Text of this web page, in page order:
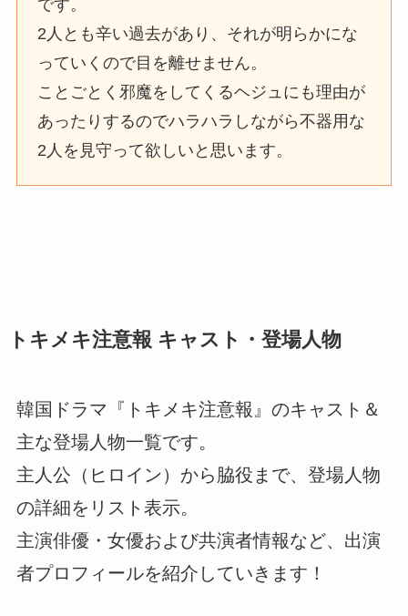
です。
2人とも辛い過去があり、それが明らかにな
っていくので目を離せません。
ことごとく邪魔をしてくるヘジュにも理由が
あったりするのでハラハラしながら不器用な
2人を見守って欲しいと思います。
トキメキ注意報 キャスト・登場人物
韓国ドラマ『トキメキ注意報』のキャスト＆
主な登場人物一覧です。
主人公（ヒロイン）から脇役まで、登場人物
の詳細をリスト表示。
主演俳優・女優および共演者情報など、出演
者プロフィールを紹介していきます！